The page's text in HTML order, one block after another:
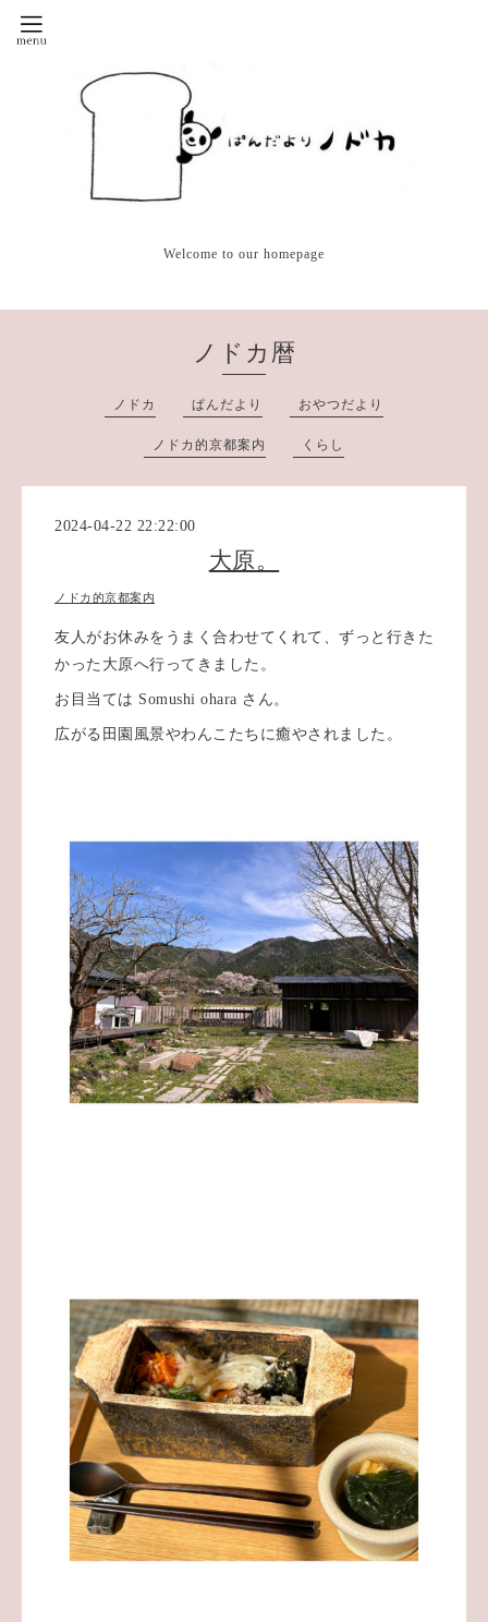
Welcome to our homepage
ノドカ暦
ノドカ ぱんだより おやつだより
ノドカ的京都案内 くらし
2024-04-22 22:22:00
大原。
ノドカ的京都案内
友人がお休みをうまく合わせてくれて、ずっと行きた
かった大原へ行ってきました。
お目当ては Somushi ohara さん。
広がる田園風景やわんこたちに癒やされました。